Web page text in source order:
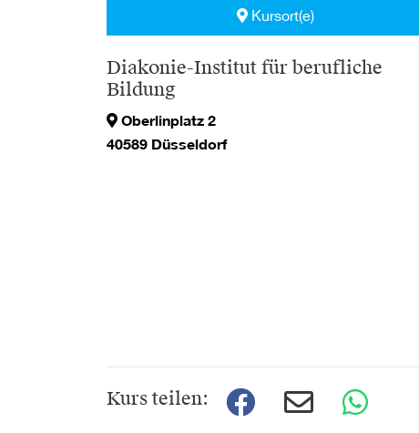
Kursort(e)
Diakonie-Institut für berufliche
Bildung
Oberlinplatz 2
40589 Düsseldorf
Kurs teilen: